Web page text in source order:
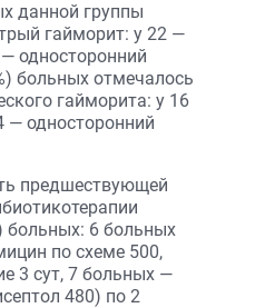
данной группы
гайморит: у 22 —
односторонний
больных отмечалось
гайморита: у 16
— односторонний
предшествующей
больных: 6 больных
по схеме 500,
3 сут, 7 больных —
480) по 2